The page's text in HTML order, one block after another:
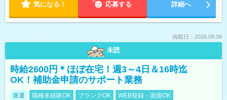
気になる！ 応募する 詳細へ
掲載日：2026.08.08
未読
時給2600円＊ほぼ在宅！週3～4日＆16時迄
OK！補助金申請のサポート業務
派遣 職種未経験OK ブランクOK WEB登録・面接OK